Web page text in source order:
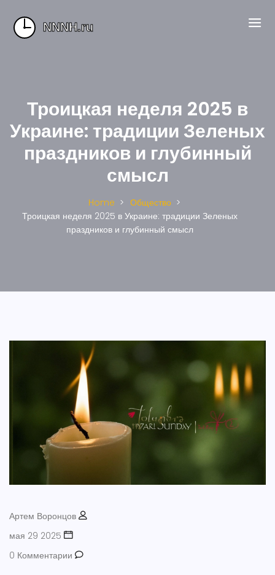
Троицкая неделя 2025 в
Украине: традиции Зеленых
праздников и глубинный
смысл
Home
Общество
Троицкая неделя 2025 в Украине: традиции Зеленых
праздников и глубинный смысл
Артем Воронцов
мая 29 2025
0 Комментарии